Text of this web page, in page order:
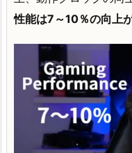
性能は7～10％の向上